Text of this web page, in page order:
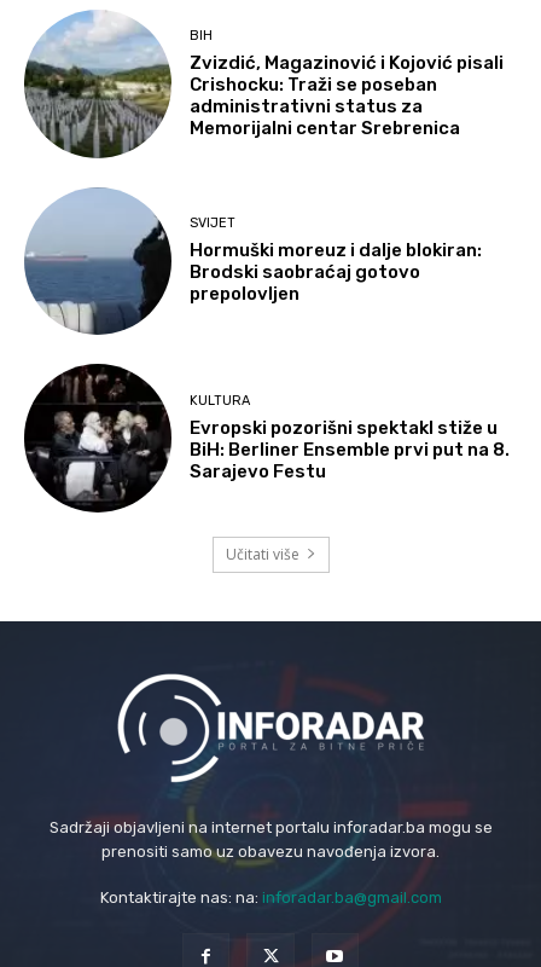
BIH
Zvizdić, Magazinović i Kojović pisali
Crishocku: Traži se poseban
administrativni status za
Memorijalni centar Srebrenica
SVIJET
Hormuški moreuz i dalje blokiran:
Brodski saobraćaj gotovo
prepolovljen
KULTURA
Evropski pozorišni spektakl stiže u
BiH: Berliner Ensemble prvi put na 8.
Sarajevo Festu
Učitati više
Sadržaji objavljeni na internet portalu inforadar.ba mogu se
prenositi samo uz obavezu navođenja izvora.
Kontaktirajte nas: na: inforadar.ba@gmail.com